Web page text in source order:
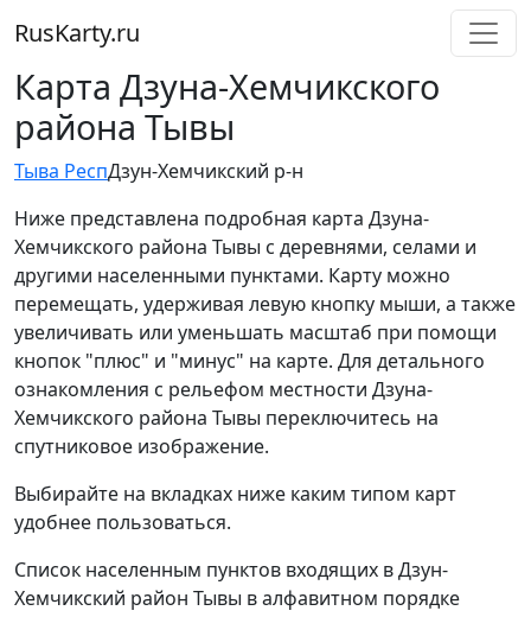
RusKarty.ru
Карта Дзуна-Хемчикского
района Тывы
Тыва РеспДзун-Хемчикский р-н
Ниже представлена подробная карта Дзуна-
Хемчикского района Тывы с деревнями, селами и
другими населенными пунктами. Карту можно
перемещать, удерживая левую кнопку мыши, а также
увеличивать или уменьшать масштаб при помощи
кнопок "плюс" и "минус" на карте. Для детального
ознакомления с рельефом местности Дзуна-
Хемчикского района Тывы переключитесь на
спутниковое изображение.
Выбирайте на вкладках ниже каким типом карт
удобнее пользоваться.
Список населенным пунктов входящих в Дзун-
Хемчикский район Тывы в алфавитном порядке